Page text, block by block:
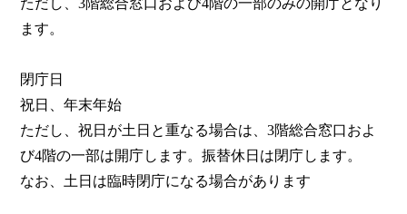
ただし、3階総合窓口および4階の一部のみの開庁となり
ます。
閉庁日
祝日、年末年始
ただし、祝日が土日と重なる場合は、3階総合窓口およ
び4階の一部は開庁します。振替休日は閉庁します。
なお、土日は臨時閉庁になる場合があります